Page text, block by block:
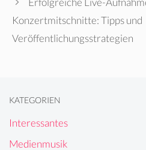
Konzertmitschnitte: Tipps und
Veröffentlichungsstrategien
KATEGORIEN
Interessantes
Medienmusik